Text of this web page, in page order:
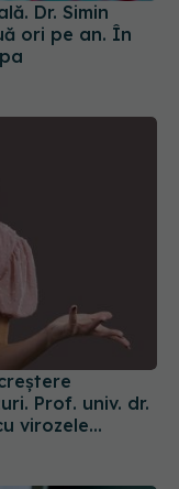
Prof. univ. dr.
virozele
simptomatic